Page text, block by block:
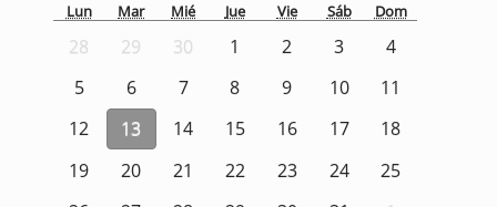
Lun Mar Mié Jue Vie Sáb Dom
28 29 30 1 2 3
4
5
6 7 8 9 10
11
12
13 14 15 16 17
18
19
20 21 22 23 24
25